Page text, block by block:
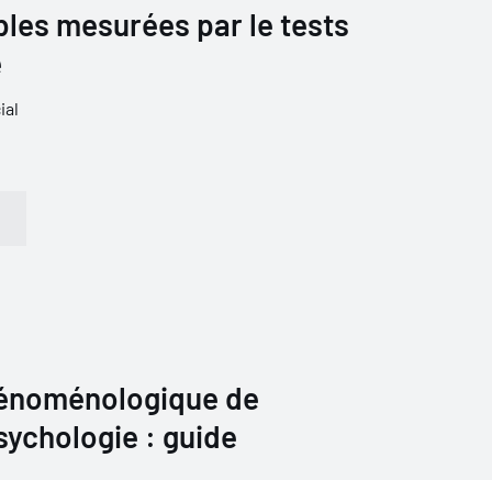
mesurées par le tests
de
: guide